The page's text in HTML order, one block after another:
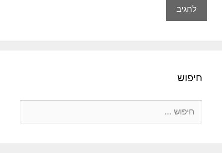
חיפוש